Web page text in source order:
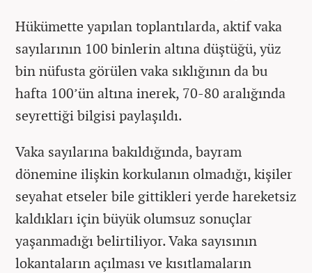
Hükümette yapılan toplantılarda, aktif vaka
sayılarının 100 binlerin altına düştüğü, yüz
bin nüfusta görülen vaka sıklığının da bu
hafta 100’ün altına inerek, 70-80 aralığında
seyrettiği bilgisi paylaşıldı.
Vaka sayılarına bakıldığında, bayram
dönemine ilişkin korkulanın olmadığı, kişiler
seyahat etseler bile gittikleri yerde hareketsiz
kaldıkları için büyük olumsuz sonuçlar
yaşanmadığı belirtiliyor. Vaka sayısının
lokantaların açılması ve kısıtlamaların